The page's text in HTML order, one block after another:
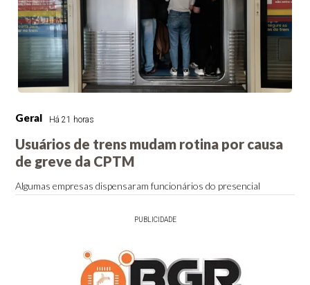
Geral Há 21 horas
Usuários de trens mudam rotina por causa
de greve da CPTM
Algumas empresas dispensaram funcionários do presencial
PUBLICIDADE